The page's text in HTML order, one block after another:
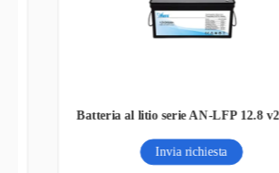
Lampione solare All-In-
Invia richiesta